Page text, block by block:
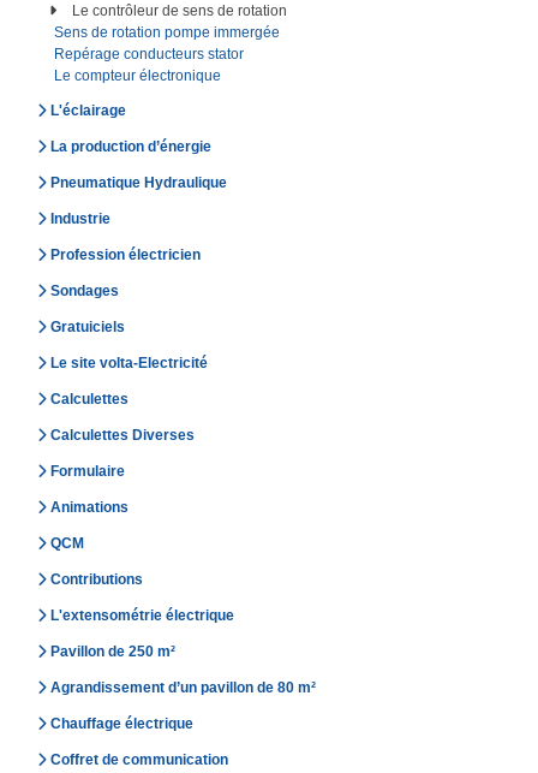
Le contrôleur de sens de rotation
Sens de rotation pompe immergée
Repérage conducteurs stator
Le compteur électronique
L'éclairage
La production d’énergie
Pneumatique Hydraulique
Industrie
Profession électricien
Sondages
Gratuiciels
Le site volta-Electricité
Calculettes
Calculettes Diverses
Formulaire
Animations
QCM
Contributions
L'extensométrie électrique
Pavillon de 250 m²
Agrandissement d’un pavillon de 80 m²
Chauffage électrique
Coffret de communication